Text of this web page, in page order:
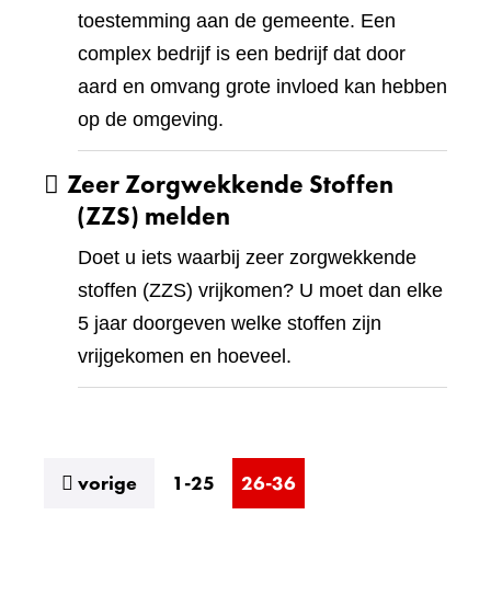
toestemming aan de gemeente. Een
complex bedrijf is een bedrijf dat door
aard en omvang grote invloed kan hebben
op de omgeving.
Zeer Zorgwekkende Stoffen
(ZZS) melden
Doet u iets waarbij zeer zorgwekkende
stoffen (ZZS) vrijkomen? U moet dan elke
5 jaar doorgeven welke stoffen zijn
vrijgekomen en hoeveel.
vorigeresultaten
1-25 26-36